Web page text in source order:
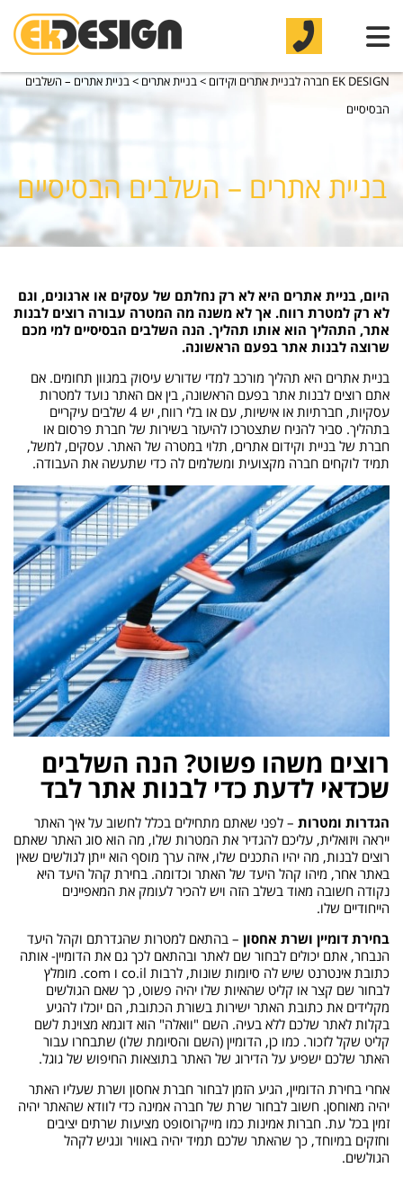
EK DESIGN חברה לבניית אתרים וקידום >בניית אתרים >בניית אתרים – השלבים
הבסיסיים
בניית אתרים – השלבים הבסיסיים
היום, בניית אתרים היא לא רק נחלתם של עסקים או ארגונים, וגם
לא רק למטרת רווח. אך לא משנה מה המטרה עבורה רוצים לבנות
אתר, התהליך הוא אותו תהליך. הנה השלבים הבסיסיים למי מכם
שרוצה לבנות אתר בפעם הראשונה.
בניית אתרים היא תהליך מורכב למדי שדורש עיסוק במגוון תחומים. אם
אתם רוצים לבנות אתר בפעם הראשונה, בין אם האתר נועד למטרות
עסקיות, חברתיות או אישיות, עם או בלי רווח, יש 4 שלבים עיקריים
בתהליך. סביר להניח שתצטרכו להיעזר בשירות של חברת פרסום או
חברת של בניית וקידום אתרים, תלוי במטרה של האתר. עסקים, למשל,
תמיד לוקחים חברה מקצועית ומשלמים לה כדי שתעשה את העבודה.
רוצים משהו פשוט? הנה השלבים
שכדאי לדעת כדי לבנות אתר לבד
הגדרות ומטרות – לפני שאתם מתחילים בכלל לחשוב על איך האתר
ייראה ויזואלית, עליכם להגדיר את המטרות שלו, מה הוא סוג האתר שאתם
רוצים לבנות, מה יהיו התכנים שלו, איזה ערך מוסף הוא ייתן לגולשים שאין
באתר אחר, מיהו קהל היעד של האתר וכדומה. בחירת קהל היעד היא
נקודה חשובה מאוד בשלב הזה ויש להכיר לעומק את המאפיינים
הייחודיים שלו.
בחירת דומיין ושרת אחסון – בהתאם למטרות שהגדרתם וקהל היעד
הנבחר, אתם יכולים לבחור שם לאתר ובהתאם לכך גם את הדומיין- אותה
כתובת אינטרנט שיש לה סיומות שונות, לרבות co.il ו com. מומלץ
לבחור שם קצר או קליט שהאיות שלו יהיה פשוט, כך שאם הגולשים
מקלידים את כתובת האתר ישירות בשורת הכתובת, הם יוכלו להגיע
בקלות לאתר שלכם ללא בעיה. השם "וואלה" הוא דוגמא מצוינת לשם
קליט שקל לזכור. כמו כן, הדומיין (השם והסיומת שלו) שתבחרו עבור
האתר שלכם ישפיע על הדירוג של האתר בתוצאות החיפוש של גוגל.
אחרי בחירת הדומיין, הגיע הזמן לבחור חברת אחסון ושרת שעליו האתר
יהיה מאוחסן. חשוב לבחור שרת של חברה אמינה כדי לוודא שהאתר יהיה
זמין בכל עת. חברות אמינות כמו מייקרוסופט מציעות שרתים יציבים
וחזקים במיוחד, כך שהאתר שלכם תמיד יהיה באוויר ונגיש לקהל
הגולשים.